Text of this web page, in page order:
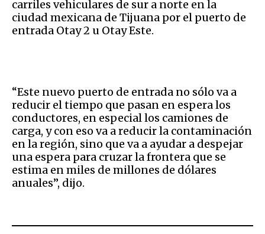
carriles vehiculares de sur a norte en la
ciudad mexicana de Tijuana por el puerto de
entrada Otay 2 u Otay Este.
“Este nuevo puerto de entrada no sólo va a
reducir el tiempo que pasan en espera los
conductores, en especial los camiones de
carga, y con eso va a reducir la contaminación
en la región, sino que va a ayudar a despejar
una espera para cruzar la frontera que se
estima en miles de millones de dólares
anuales”, dijo.